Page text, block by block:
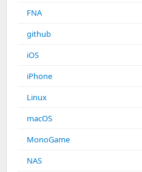
FNA
github
iOS
iPhone
Linux
macOS
MonoGame
NAS